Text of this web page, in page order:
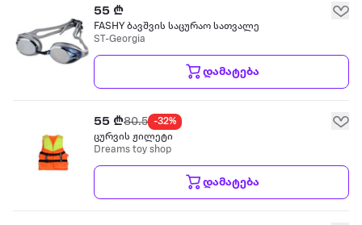
55 ₾
FASHY ბავშვის საცურაო სათვალე
ST-Georgia
დამატება
55 ₾80.5 -32%
ცურვის ჟილეტი
Dreams toy shop
დამატება